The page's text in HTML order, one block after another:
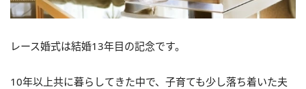
レース婚式は結婚13年目の記念です。
10年以上共に暮らしてきた中で、子育ても少し落ち着いた夫